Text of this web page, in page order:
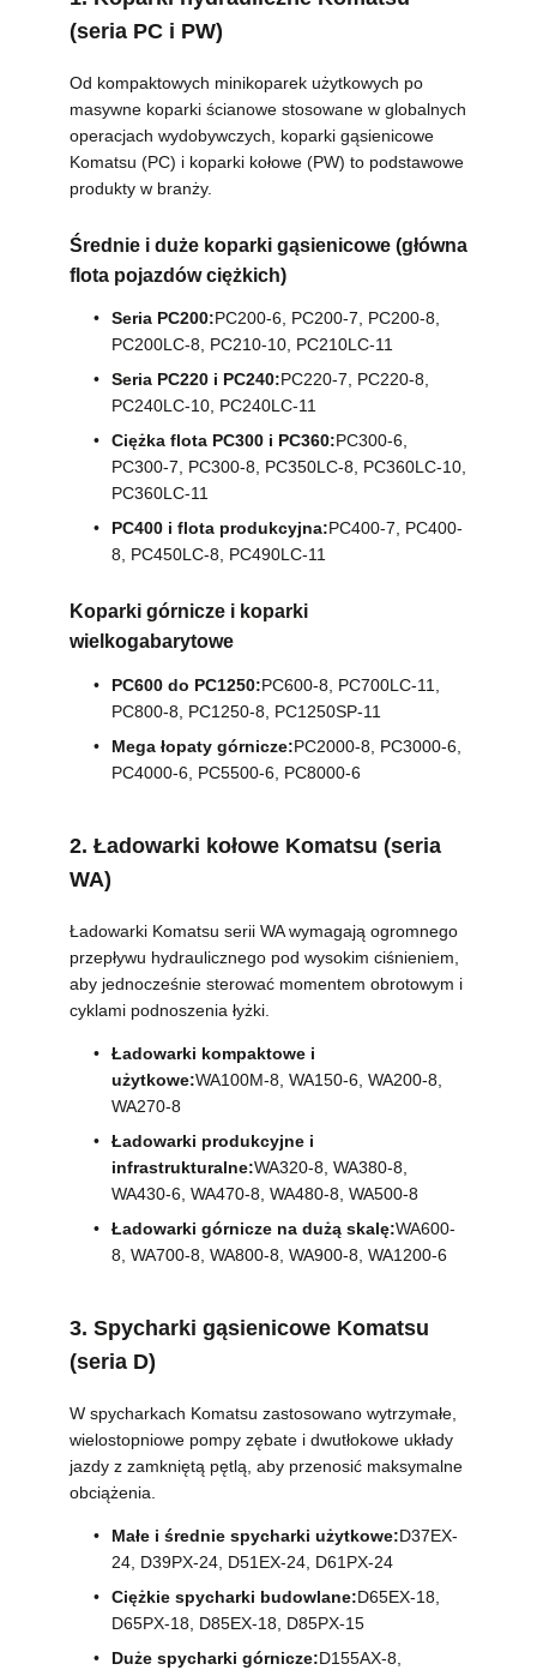
SITEMAP
POLITYKA
PRYWATNOŚCI
(seria PC i PW)
Od kompaktowych minikoparek użytkowych po
masywne koparki ścianowe stosowane w globalnych
operacjach wydobywczych, koparki gąsienicowe
Komatsu (PC) i koparki kołowe (PW) to podstawowe
produkty w branży.
Średnie i duże koparki gąsienicowe (główna
flota pojazdów ciężkich)
Seria PC200:PC200-6, PC200-7, PC200-8,
PC200LC-8, PC210-10, PC210LC-11
Seria PC220 i PC240:PC220-7, PC220-8,
PC240LC-10, PC240LC-11
Ciężka flota PC300 i PC360:PC300-6,
PC300-7, PC300-8, PC350LC-8, PC360LC-10,
PC360LC-11
PC400 i flota produkcyjna:PC400-7, PC400-
8, PC450LC-8, PC490LC-11
Koparki górnicze i koparki
wielkogabarytowe
PC600 do PC1250:PC600-8, PC700LC-11,
PC800-8, PC1250-8, PC1250SP-11
Mega łopaty górnicze:PC2000-8, PC3000-6,
PC4000-6, PC5500-6, PC8000-6
2. Ładowarki kołowe Komatsu (seria
WA)
Ładowarki Komatsu serii WA wymagają ogromnego
przepływu hydraulicznego pod wysokim ciśnieniem,
aby jednocześnie sterować momentem obrotowym i
cyklami podnoszenia łyżki.
Ładowarki kompaktowe i
użytkowe:WA100M-8, WA150-6, WA200-8,
WA270-8
Ładowarki produkcyjne i
infrastrukturalne:WA320-8, WA380-8,
WA430-6, WA470-8, WA480-8, WA500-8
Ładowarki górnicze na dużą skalę:WA600-
8, WA700-8, WA800-8, WA900-8, WA1200-6
3. Spycharki gąsienicowe Komatsu
(seria D)
W spycharkach Komatsu zastosowano wytrzymałe,
wielostopniowe pompy zębate i dwutłokowe układy
jazdy z zamkniętą pętlą, aby przenosić maksymalne
obciążenia.
Małe i średnie spycharki użytkowe:D37EX-
24, D39PX-24, D51EX-24, D61PX-24
Ciężkie spycharki budowlane:D65EX-18,
D65PX-18, D85EX-18, D85PX-15
Duże spycharki górnicze:D155AX-8,